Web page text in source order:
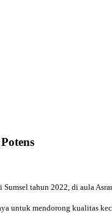
tahun 2022, di aula
untuk mendorong kualitas